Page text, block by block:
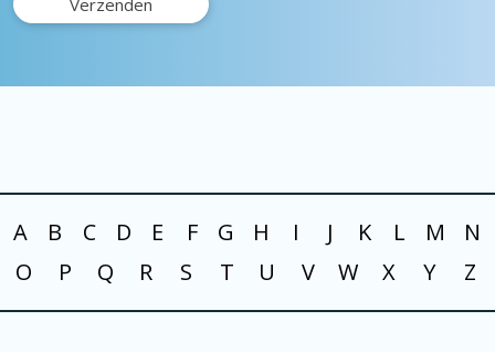
A B C D E F G H I J K L M
N
O
P Q R S T U V W X Y Z